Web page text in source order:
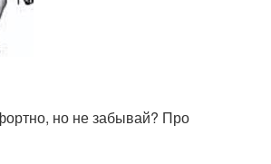
но не забывай? Про